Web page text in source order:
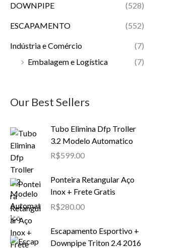
DOWNPIPE (528)
ESCAPAMENTO (552)
Indústria e Comércio
(7)
Embalagem e Logística
(7)
Our Best Sellers
Tubo Elimina Dfp Troller
3.2 Modelo Automatico
R$599.00
Ponteira Retangular Aço
Inox + Frete Gratis
R$280.00
Escapamento Esportivo +
Downpipe Triton 2.4 2016